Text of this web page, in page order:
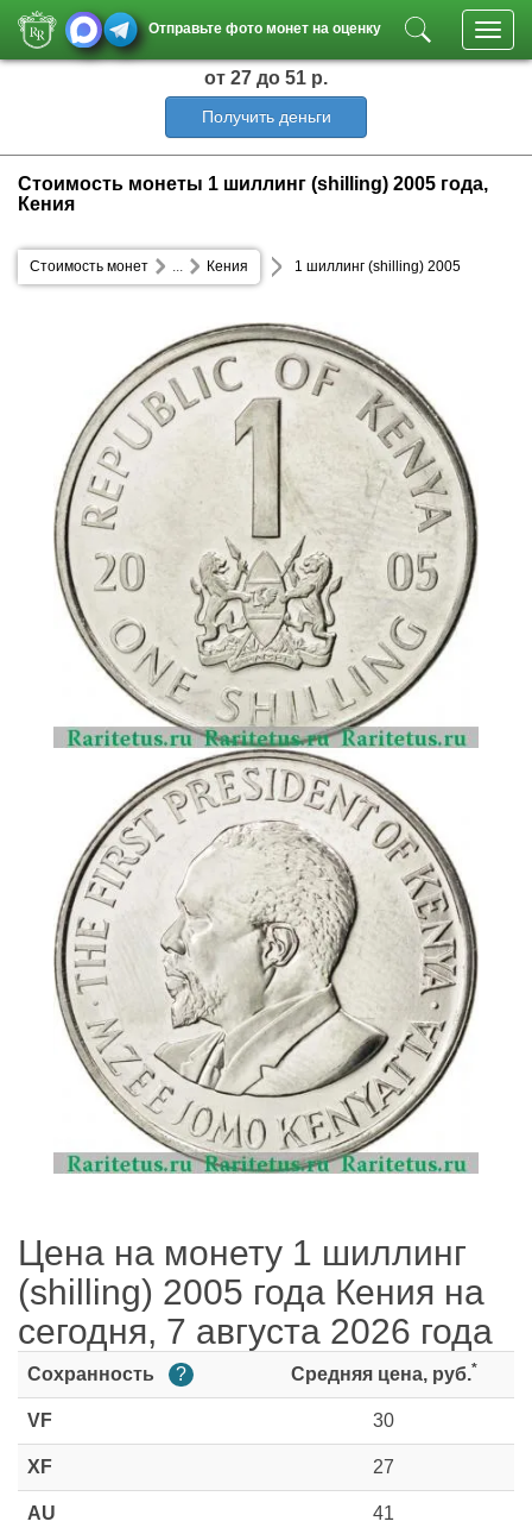
Отправьте фото монет на оценку
от 27 до 51 р.
Получить деньги
Стоимость монеты 1 шиллинг (shilling) 2005 года,
Кения
Стоимость монет Кения
... 1 шиллинг (shilling) 2005
Цена на монету 1 шиллинг
(shilling) 2005 года Кения на
сегодня, 7 августа 2026 года
Сохранность ? Средняя цена, руб.*
VF 30
XF 27
AU 41